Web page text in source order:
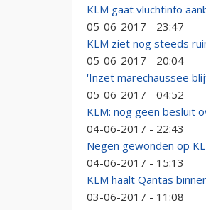
KLM gaat vluchtinfo
05-06-2017 - 23:47
KLM ziet nog steeds
05-06-2017 - 20:04
'Inzet marechaussee
05-06-2017 - 04:52
KLM: nog geen besluit
04-06-2017 - 22:43
Negen gewonden op
04-06-2017 - 15:13
KLM haalt Qantas
03-06-2017 - 11:08